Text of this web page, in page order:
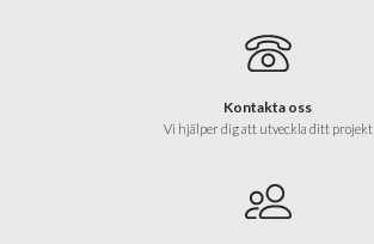
Kontakta oss
Vi hjälper dig att utveckla ditt projekt